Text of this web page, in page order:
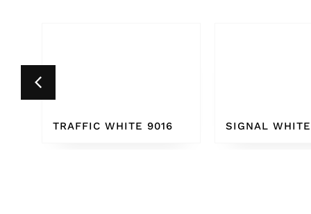
SIGNAL WHITE 9003 PURE WHITE